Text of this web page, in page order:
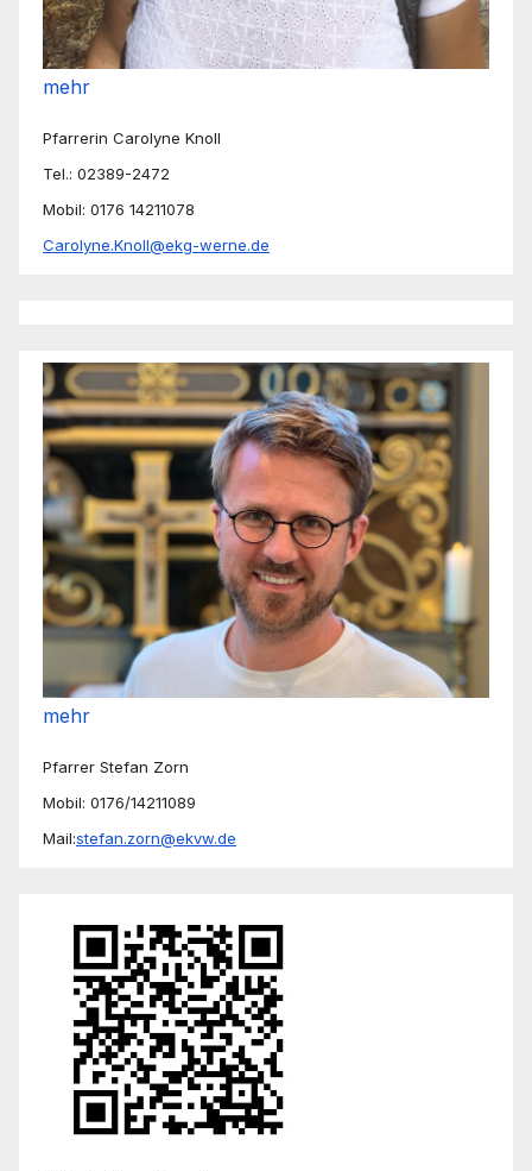
mehr
Pfarrerin Carolyne Knoll
Tel.: 02389-2472
Mobil: 0176 14211078
Carolyne.Knoll@ekg-werne.de
mehr
Pfarrer Stefan Zorn
Mobil: 0176/14211089
Mail:stefan.zorn@ekvw.de